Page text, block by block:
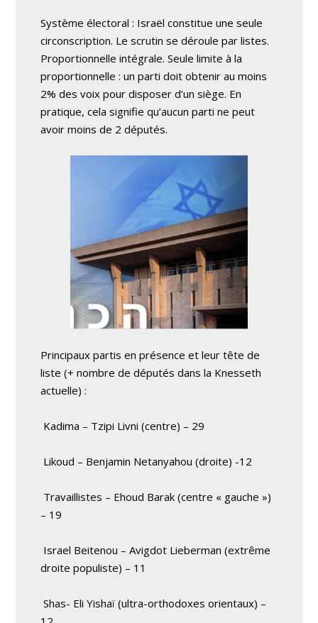
Système électoral : Israël constitue une seule
circonscription. Le scrutin se déroule par listes.
Proportionnelle intégrale. Seule limite à la
proportionnelle : un parti doit obtenir au moins
2% des voix pour disposer d’un siège. En
pratique, cela signifie qu’aucun parti ne peut
avoir moins de 2 députés.
Principaux partis en présence et leur tête de
liste (+ nombre de députés dans la Knesseth
actuelle) :
Kadima – Tzipi Livni (centre) – 29
Likoud – Benjamin Netanyahou (droite) -12
Travaillistes – Ehoud Barak (centre « gauche »)
– 19
Israel Beitenou – Avigdot Lieberman (extrême
droite populiste) – 11
Shas- Eli Yishaï (ultra-orthodoxes orientaux) –